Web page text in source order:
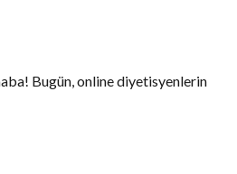
Bugün, online diyetisyenlerin